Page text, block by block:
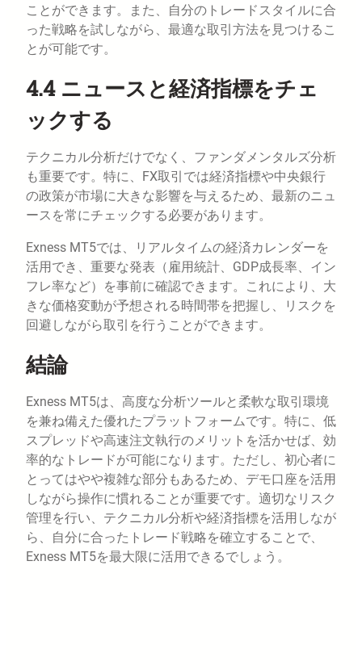
ことができます。また、自分のトレードスタイルに合
った戦略を試しながら、最適な取引方法を見つけるこ
とが可能です。
4.4 ニュースと経済指標をチェ
ックする
テクニカル分析だけでなく、ファンダメンタルズ分析
も重要です。特に、FX取引では経済指標や中央銀行
の政策が市場に大きな影響を与えるため、最新のニュ
ースを常にチェックする必要があります。
Exness MT5では、リアルタイムの経済カレンダーを
活用でき、重要な発表（雇用統計、GDP成長率、イン
フレ率など）を事前に確認できます。これにより、大
きな価格変動が予想される時間帯を把握し、リスクを
回避しながら取引を行うことができます。
結論
Exness MT5は、高度な分析ツールと柔軟な取引環境
を兼ね備えた優れたプラットフォームです。特に、低
スプレッドや高速注文執行のメリットを活かせば、効
率的なトレードが可能になります。ただし、初心者に
とってはやや複雑な部分もあるため、デモ口座を活用
しながら操作に慣れることが重要です。適切なリスク
管理を行い、テクニカル分析や経済指標を活用しなが
ら、自分に合ったトレード戦略を確立することで、
Exness MT5を最大限に活用できるでしょう。